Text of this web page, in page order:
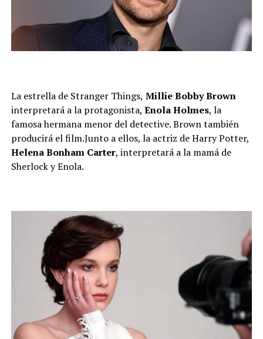
La estrella de Stranger Things, Millie Bobby Brown
interpretará a la protagonista, Enola Holmes, la
famosa hermana menor del detective. Brown también
producirá el film.Junto a ellos, la actriz de Harry Potter,
Helena Bonham Carter, interpretará a la mamá de
Sherlock y Enola.